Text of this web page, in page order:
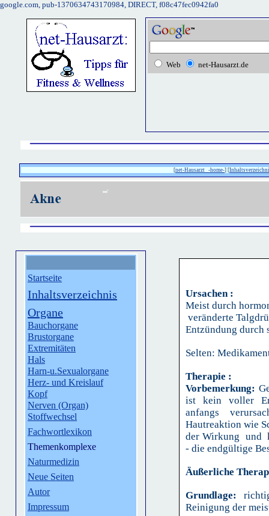
google.com, pub-1370634743170984, DIRECT, f08c47fec0942fa0
Web net-Hausarzt.de
[net-Hausarzt -home-] [
Startseite
Inhaltsverzeichnis
Organe
Bauchorgane
Brustorgane
Extremitäten
Hals
Harn-u.Sexualorgane
Herz- und Kreislauf
Kopf
Nerven (Organ)
Stoffwechsel
Fachwortlexikon
Themenkomplexe
Naturmedizin
Neue Seiten
Autor
Impressum
Ursachen :
Meist durch
veränderte
Entzündung durch
Selten:
Therapie :
Vorbemerkung:
ist kein voller
anfangs
Hautreaktion wie
der Wirkung und
- die endgültige
Äußerliche
Grundlage:
Reinigung der